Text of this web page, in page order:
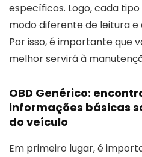
específicos. Logo, cada
modo diferente de leitura
Por isso, é importante que
melhor servirá à
OBD Genérico:
informações básicas
do veículo
Em primeiro lugar, é